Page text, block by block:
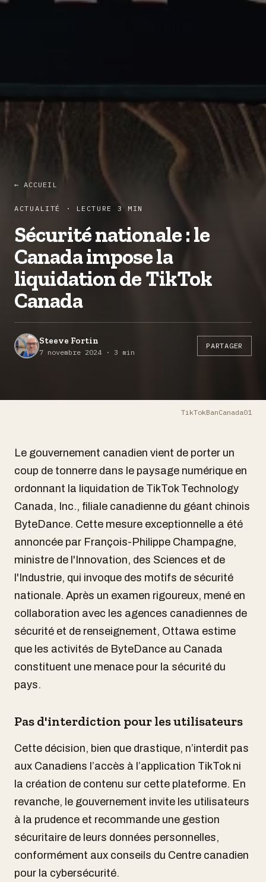
← ACCUEIL
ACTUALITÉ · LECTURE 3 MIN
Sécurité nationale : le
Canada impose la
liquidation de TikTok
Canada
Steeve Fortin
7 novembre 2024 · 3 min
PARTAGER
TikTokBanCanada01
Le gouvernement canadien vient de porter un
coup de tonnerre dans le paysage numérique en
ordonnant la liquidation de TikTok Technology
Canada, Inc., filiale canadienne du géant chinois
ByteDance. Cette mesure exceptionnelle a été
annoncée par François-Philippe Champagne,
ministre de l'Innovation, des Sciences et de
l'Industrie, qui invoque des motifs de sécurité
nationale. Après un examen rigoureux, mené en
collaboration avec les agences canadiennes de
sécurité et de renseignement, Ottawa estime
que les activités de ByteDance au Canada
constituent une menace pour la sécurité du
pays.
Pas d'interdiction pour les utilisateurs
Cette décision, bien que drastique, n’interdit pas
aux Canadiens l’accès à l’application TikTok ni
la création de contenu sur cette plateforme. En
revanche, le gouvernement invite les utilisateurs
à la prudence et recommande une gestion
sécuritaire de leurs données personnelles,
conformément aux conseils du Centre canadien
pour la cybersécurité.